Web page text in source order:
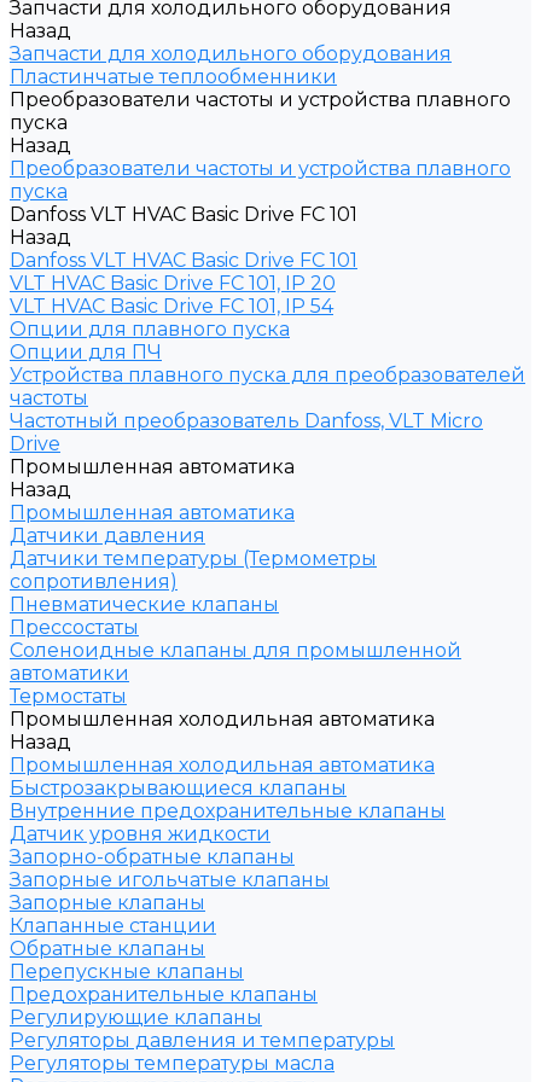
Запчасти для холодильного оборудования
Назад
Запчасти для холодильного оборудования
Пластинчатые теплообменники
Преобразователи частоты и устройства плавного
пуска
Назад
Преобразователи частоты и устройства плавного
пуска
Danfoss VLT HVAC Basic Drive FC 101
Назад
Danfoss VLT HVAC Basic Drive FC 101
VLT HVAC Basic Drive FC 101, IP 20
VLT HVAC Basic Drive FC 101, IP 54
Опции для плавного пуска
Опции для ПЧ
Устройства плавного пуска для преобразователей
частоты
Частотный преобразователь Danfoss, VLT Micro
Drive
Промышленная автоматика
Назад
Промышленная автоматика
Датчики давления
Датчики температуры (Термометры
сопротивления)
Пневматические клапаны
Прессостаты
Соленоидные клапаны для промышленной
автоматики
Термостаты
Промышленная холодильная автоматика
Назад
Промышленная холодильная автоматика
Быстрозакрывающиеся клапаны
Внутренние предохранительные клапаны
Датчик уровня жидкости
Запорно-обратные клапаны
Запорные игольчатые клапаны
Запорные клапаны
Клапанные станции
Обратные клапаны
Перепускные клапаны
Предохранительные клапаны
Регулирующие клапаны
Регуляторы давления и температуры
Регуляторы температуры масла